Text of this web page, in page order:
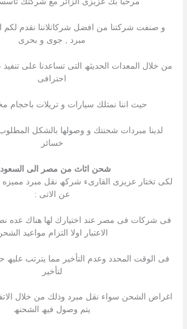
و صنفت شركتنا من افضل شركاتلاننا نقدم
مبرد , جوى و بحرى
من خلال المعدات الحدیثھ التى تساعدنا على
احترافى
حیث اننا نمتلك سیارات و تریلات باحجام
لدینا مبردات شحنتك و وصولھا بالشكل
خسائر
شحن اثاث من مصر الى
لكى تختار عزیزى القارىء شركھ نقل مبرد
عن الاتى :
فى شركات فى مصر عند اختیارك لھا ھناك عده
الاعتبار اولا التزام مواعید
فى الوقت المحدد وعدم التأخیر مما یترتب
لتأخیر
اغراض الشحن سواء نقل مبرد وذلك من خلال
یتم وصول فیھ الشحنھ